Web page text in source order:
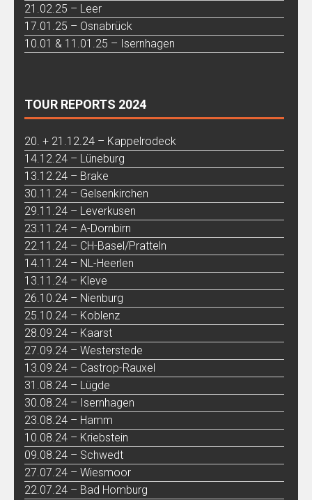
21.02.25 – Leer
17.01.25 – Osnabrück
10.01 & 11.01.25 – Isernhagen
TOUR REPORTS 2024
20. + 21.12.24 – Kappelrodeck
14.12.24 – Lüneburg
13.12.24 – Brake
30.11.24 – Gelsenkirchen
29.11.24 – Leverkusen
23.11.24 – A-Dornbirn
22.11.24 – CH-Basel/Pratteln
14.11.24 – NL-Heerlen
13.11.24 – Kleve
26.10.24 – Nienburg
25.10.24 – Koblenz
28.09.24 – Kaarst
27.09.24 – Westerstede
13.09.24 – Castrop-Rauxel
31.08.24 – Lügde
30.08.24 – Isernhagen
23.08.24 – Hamm
10.08.24 – Kriebstein
09.08.24 – Schwedt
27.07.24 – Wiesmoor
22.07.24 – Bad Homburg